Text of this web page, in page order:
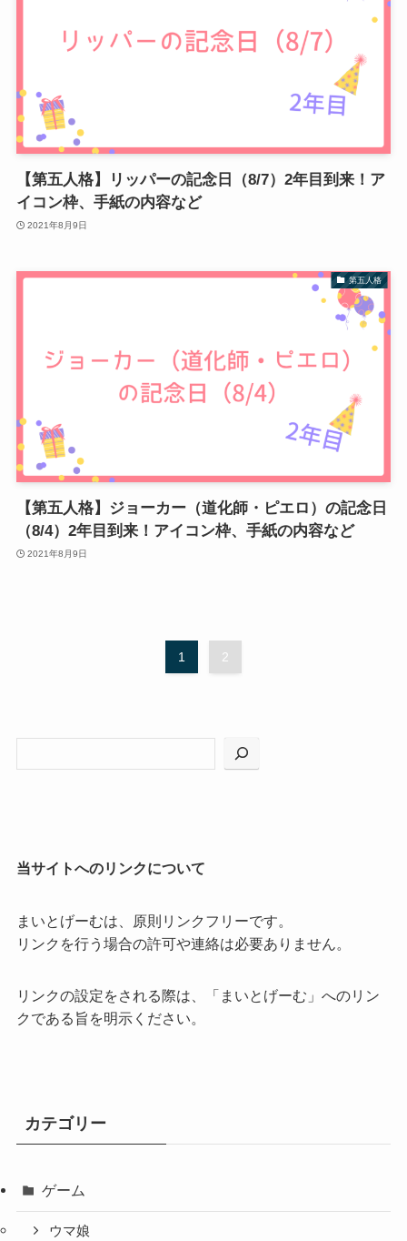
【第五人格】リッパーの記念日（8/7）2年目到来！ア
イコン枠、手紙の内容など
2021年8月9日
第五人格
【第五人格】ジョーカー（道化師・ピエロ）の記念日
（8/4）2年目到来！アイコン枠、手紙の内容など
2021年8月9日
1 2
当サイトへのリンクについて
まいとげーむは、原則リンクフリーです。
リンクを行う場合の許可や連絡は必要ありません。
リンクの設定をされる際は、「まいとげーむ」へのリン
クである旨を明示ください。
カテゴリー
ゲーム
ウマ娘